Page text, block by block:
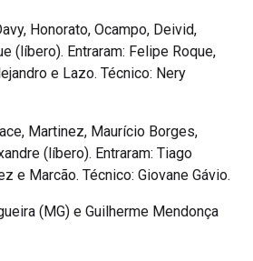
Honorato, Ocampo, Deivid,
(líbero). Entraram: Felipe Roque,
e Lazo. Técnico: Nery
Martinez, Maurício Borges,
(líbero). Entraram: Tiago
e Marcão. Técnico: Giovane Gávio.
(MG) e Guilherme Mendonça